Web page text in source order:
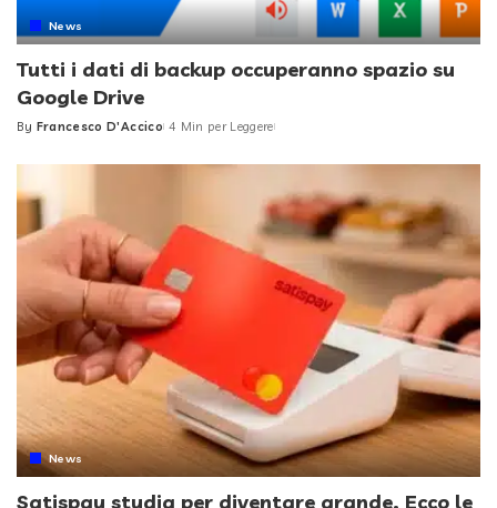
News
Tutti i dati di backup occuperanno spazio su
Google Drive
Posted
By Francesco D'Accico 4 Min per Leggere
News
Satispay studia per diventare grande. Ecco le